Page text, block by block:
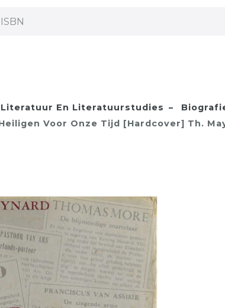
En Literatuurstudies
Voor Onze Tijd [Hardcover] Th.